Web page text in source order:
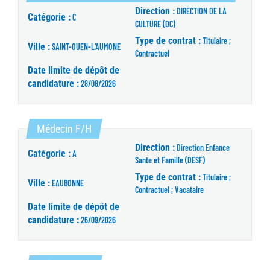
Catégorie :C
Direction :DIRECTION DE LA
CULTURE (DC)
Ville :SAINT-OUEN-L'AUMONE
Type de contrat :Titulaire ;
Contractuel
Date limite de dépôt de
candidature :28/08/2026
Médecin F/H (Nouvelle fenêtre)
Catégorie :A
Direction :Direction Enfance
Sante et Famille (DESF)
Ville :EAUBONNE
Type de contrat :Titulaire ;
Contractuel ; Vacataire
Date limite de dépôt de
candidature :26/09/2026